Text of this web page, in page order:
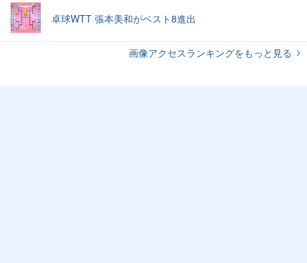
卓球WTT 張本美和がベスト8進出
画像アクセスランキングをもっと見る